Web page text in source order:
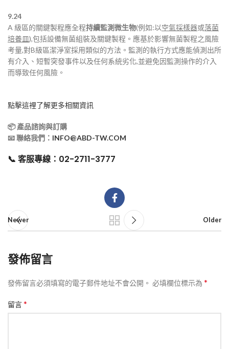
9.24
A 級區的關鍵製程應全程持續監測微生物(例如:以空氣採樣器或落菌
培養皿),包括設備無菌組裝及關鍵製程。應基於影響無菌製程之風險
考量,對B級區潔淨室採用類似的方法。監測的執行方式應能偵測出所
有介入、短暫突發事件以及任何系統劣化,並避免因監測操作的介入
而導致任何風險。
點擊這裡了解更多相關資訊
📦產品諮詢與訂購
📧聯絡我們： INFO@ABD-TW.COM
📞 客服專線：02-2711-3777
Newer Older
發佈留言
發佈留言必須填寫的電子郵件地址不會公開。 必填欄位標示為 *
留言*